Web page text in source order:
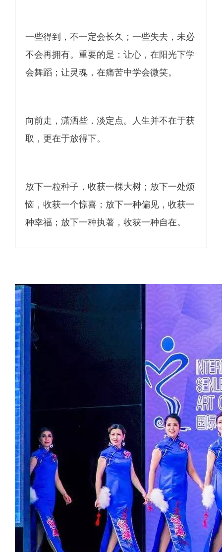
一些得到，不一定会长久；一些失去，未必
不会再拥有。重要的是：让心，在阳光下学
会舞蹈；让灵魂，在痛苦中学会微笑。
向前走，潇洒些，淡定点。人生并不在于获
取，更在于放得下。
放下一粒种子，收获一棵大树；放下一处烦
恼，收获一个惊喜；放下一种偏见，收获一
种幸福；放下一种执著，收获一种自在。